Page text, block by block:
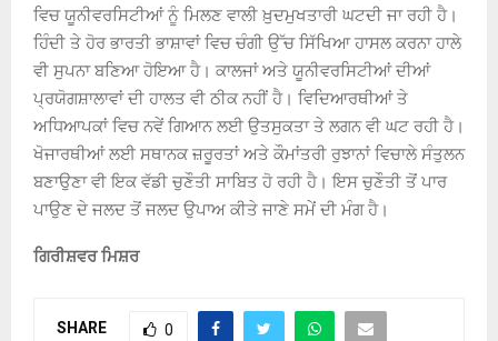
ਵਿਚ ਯੂਨੀਵਰਸਿਟੀਆਂ ਨੂੰ ਮਿਲਣ ਵਾਲੀ ਖ਼ੁਦਮੁਖਤਾਰੀ ਘਟਦੀ ਜਾ ਰਹੀ ਹੈ।
ਹਿੰਦੀ ਤੇ ਹੋਰ ਭਾਰਤੀ ਭਾਸ਼ਾਵਾਂ ਵਿਚ ਚੰਗੀ ਉੱਚ ਸਿੱਖਿਆ ਹਾਸਲ ਕਰਨਾ ਹਾਲੇ
ਵੀ ਸੁਪਨਾ ਬਣਿਆ ਹੋਇਆ ਹੈ। ਕਾਲਜਾਂ ਅਤੇ ਯੂਨੀਵਰਸਿਟੀਆਂ ਦੀਆਂ
ਪ੍ਰਯੋਗਸ਼ਾਲਾਵਾਂ ਦੀ ਹਾਲਤ ਵੀ ਠੀਕ ਨਹੀਂ ਹੈ। ਵਿਦਿਆਰਥੀਆਂ ਤੇ
ਅਧਿਆਪਕਾਂ ਵਿਚ ਨਵੇਂ ਗਿਆਨ ਲਈ ਉਤਸੁਕਤਾ ਤੇ ਲਗਨ ਵੀ ਘਟ ਰਹੀ ਹੈ।
ਖੋਜਾਰਥੀਆਂ ਲਈ ਸਥਾਨਕ ਜ਼ਰੂਰਤਾਂ ਅਤੇ ਕੌਮਾਂਤਰੀ ਰੁਝਾਨਾਂ ਵਿਚਾਲੇ ਸੰਤੁਲਨ
ਬਣਾਉਣਾ ਵੀ ਇਕ ਵੱਡੀ ਚੁਣੌਤੀ ਸਾਬਿਤ ਹੋ ਰਹੀ ਹੈ। ਇਸ ਚੁਣੌਤੀ ਤੋਂ ਪਾਰ
ਪਾਉਣ ਦੇ ਜਲਦ ਤੋਂ ਜਲਦ ਉਪਾਅ ਕੀਤੇ ਜਾਣੇ ਸਮੇਂ ਦੀ ਮੰਗ ਹੈ।
ਗਿਰੀਸ਼ਵਰ ਮਿਸ਼ਰ
SHARE 0